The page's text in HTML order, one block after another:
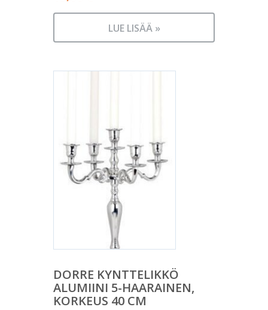
LUE LISÄÄ »
DORRE KYNTTELIKKÖ
ALUMIINI 5-HAARAINEN,
KORKEUS 40 CM